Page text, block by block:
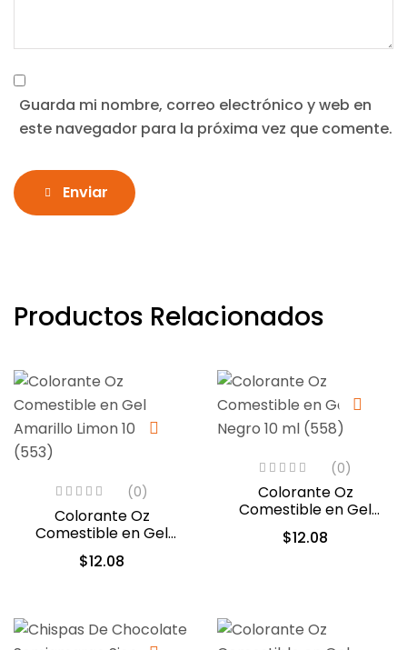
Guarda mi nombre, correo electrónico y web en
este navegador para la próxima vez que comente.
Enviar
Productos Relacionados
(0)
Colorante Oz
Comestible en Gel
Amarillo Limon 10ml
(553)
$12.08
(0)
Colorante Oz
Comestible en Gel
Negro 10 ml (558)
$12.08